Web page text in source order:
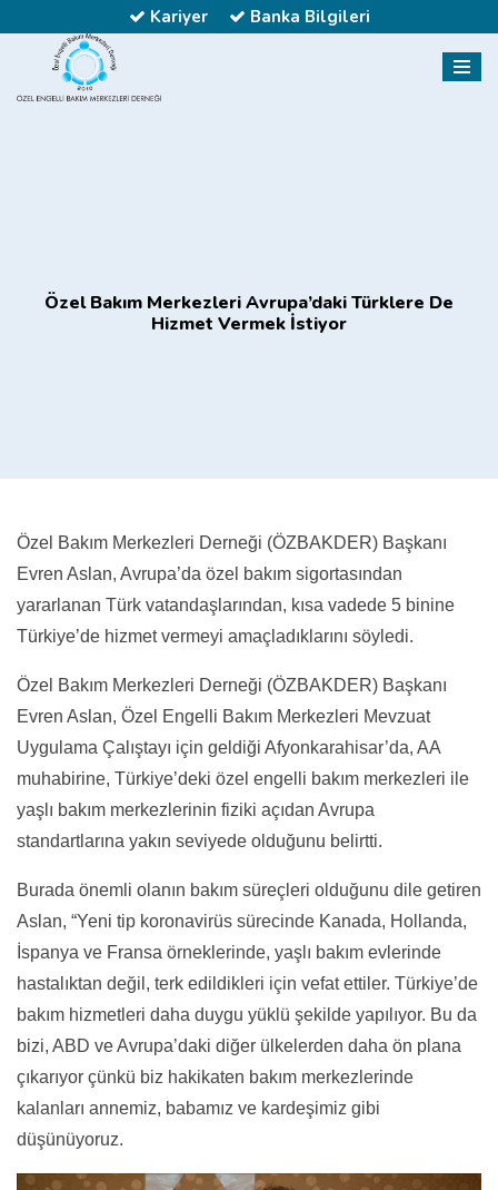
Kariyer Banka Bilgileri
Özel Bakım Merkezleri Avrupa’daki Türklere De
Hizmet Vermek İstiyor
Özel Bakım Merkezleri Derneği (ÖZBAKDER) Başkanı
Evren Aslan, Avrupa’da özel bakım sigortasından
yararlanan Türk vatandaşlarından, kısa vadede 5 binine
Türkiye’de hizmet vermeyi amaçladıklarını söyledi.
Özel Bakım Merkezleri Derneği (ÖZBAKDER) Başkanı
Evren Aslan, Özel Engelli Bakım Merkezleri Mevzuat
Uygulama Çalıştayı için geldiği Afyonkarahisar’da, AA
muhabirine, Türkiye’deki özel engelli bakım merkezleri ile
yaşlı bakım merkezlerinin fiziki açıdan Avrupa
standartlarına yakın seviyede olduğunu belirtti.
Burada önemli olanın bakım süreçleri olduğunu dile getiren
Aslan, “Yeni tip koronavirüs sürecinde Kanada, Hollanda,
İspanya ve Fransa örneklerinde, yaşlı bakım evlerinde
hastalıktan değil, terk edildikleri için vefat ettiler. Türkiye’de
bakım hizmetleri daha duygu yüklü şekilde yapılıyor. Bu da
bizi, ABD ve Avrupa’daki diğer ülkelerden daha ön plana
çıkarıyor çünkü biz hakikaten bakım merkezlerinde
kalanları annemiz, babamız ve kardeşimiz gibi
düşünüyoruz.